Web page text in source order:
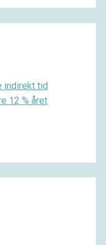
indirekt tid
12 % året